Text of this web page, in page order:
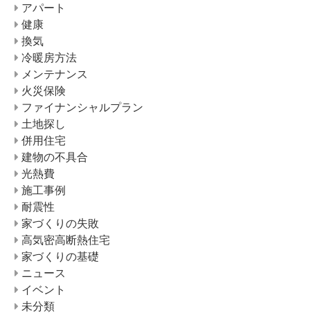
アパート
健康
換気
冷暖房方法
メンテナンス
火災保険
ファイナンシャルプラン
土地探し
併用住宅
建物の不具合
光熱費
施工事例
耐震性
家づくりの失敗
高気密高断熱住宅
家づくりの基礎
ニュース
イベント
未分類